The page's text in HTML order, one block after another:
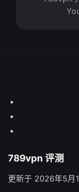
789vpn 评测
更新于 2026年5月